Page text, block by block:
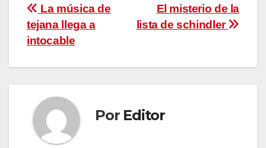
Navegación
de
entradas
El misterio de la
lista de schindler
La música de
tejana llega a
intocable
Por Editor